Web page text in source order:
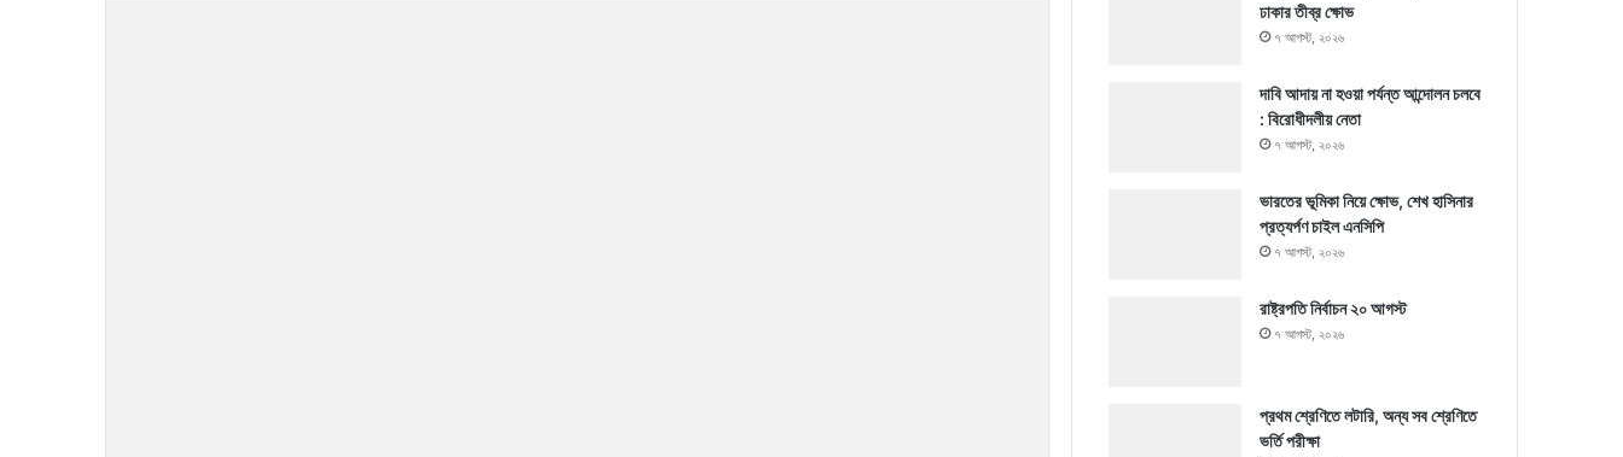
ঢাকার তীব্র ক্ষোভ
৭ আগস্ট, ২০২৬
দাবি আদায় না হওয়া পর্যন্ত আন্দোলন চলবে
: বিরোধীদলীয় নেতা
৭ আগস্ট, ২০২৬
ভারতের ভূমিকা নিয়ে ক্ষোভ, শেখ হাসিনার
প্রত্যর্পণ চাইল এনসিপি
৭ আগস্ট, ২০২৬
রাষ্ট্রপতি নির্বাচন ২০ আগস্ট
৭ আগস্ট, ২০২৬
প্রথম শ্রেণিতে লটারি, অন্য সব শ্রেণিতে
ভর্তি পরীক্ষা